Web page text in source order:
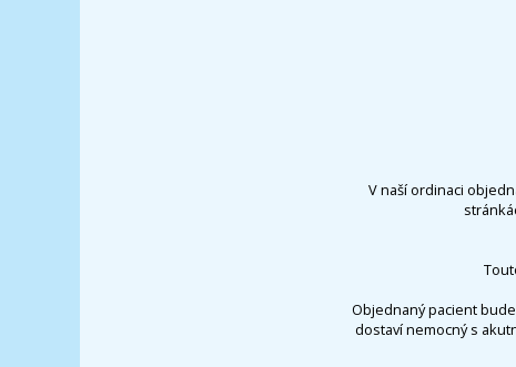
V naší ordinaci
Objednaný pacient
dostaví nemocný s